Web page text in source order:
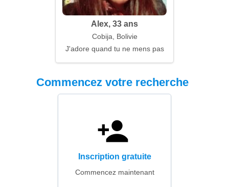
Alex, 33 ans
Cobija, Bolivie
J'adore quand tu ne mens pas
Commencez votre recherche
Inscription gratuite
Commencez maintenant